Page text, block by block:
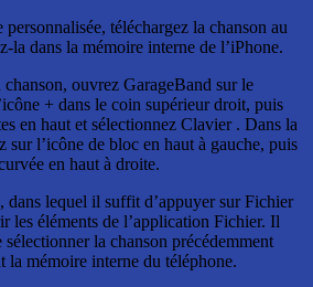
téléchargez la chanson au
la dans la mémoire interne de l’iPhone.
ouvrez GarageBand sur le
+ dans le coin supérieur droit, puis
en haut et sélectionnez Clavier . Dans la
sur l’icône de bloc en haut à gauche, puis
en haut à droite.
dans lequel il suffit d’appuyer sur Fichier
les éléments de l’application Fichier. Il
la chanson précédemment
la mémoire interne du téléphone.